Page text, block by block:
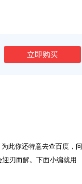
立即购买
此你还特意去查百度，问
刃而解。下面小编就用